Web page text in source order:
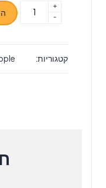
כמות
LCD+מגע
-
+
קטגוריות: